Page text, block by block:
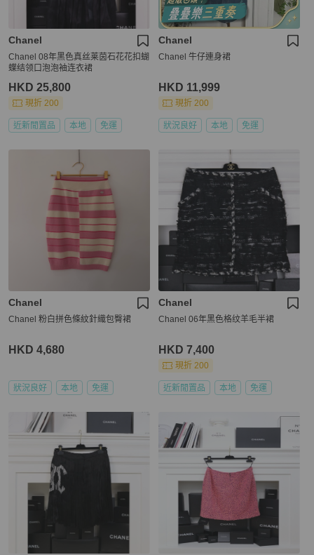
Chanel
Chanel 08年黑色真丝莱茵石花花扣蝴
蝶结领口泡泡袖连衣裙
HKD 25,800
現折 200
近新閒置品 本地 免運
Chanel
Chanel 牛仔連身裙
HKD 11,999
現折 200
狀況良好 本地 免運
Chanel
Chanel 粉白拼色條紋針織包臀裙
HKD 4,680
狀況良好 本地 免運
Chanel
Chanel 06年黑色格纹羊毛半裙
HKD 7,400
現折 200
近新閒置品 本地 免運